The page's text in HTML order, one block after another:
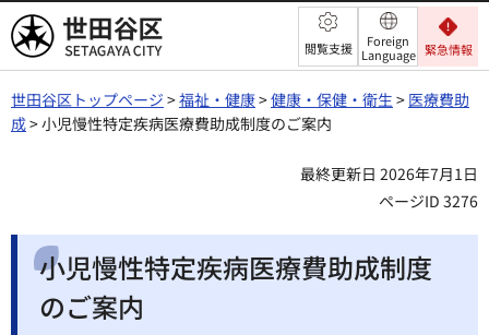
世田谷区 閲覧支援
Foreign
Language 緊急情報
世田谷区トップページ >福祉・健康>健康・保健・衛生 > 医療費助
成> 小児慢性特定疾病医療費助成制度のご案内
最終更新日 2026年7月1日
ページID 3276
小児慢性特定疾病医療費助成制度
のご案内